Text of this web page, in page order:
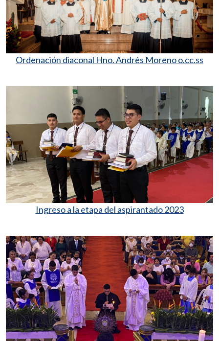
Ordenación diaconal Hno. Andrés Moreno o.cc.ss
Ingreso a la etapa del aspirantado 2023